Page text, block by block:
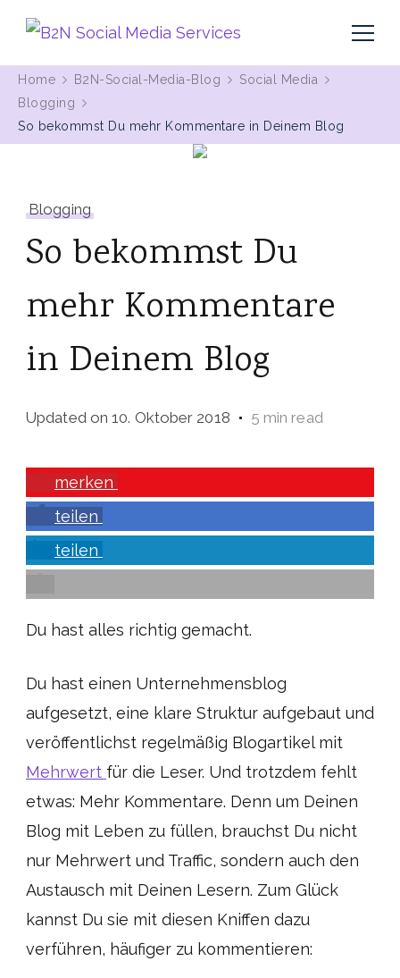
B2N Social Media Services
Home B2N-Social-Media-Blog
Social Media
Blogging
So bekommst Du mehr Kommentare in Deinem Blog
Blogging
So bekommst Du
mehr Kommentare
in Deinem Blog
Updated on10. Oktober 2018 5 min read
merken
teilen
teilen
Du hast alles richtig gemacht.
Du hast einen Unternehmensblog
aufgesetzt, eine klare Struktur aufgebaut und
veröffentlichst regelmäßig Blogartikel mit
Mehrwert für die Leser. Und trotzdem fehlt
etwas: Mehr Kommentare. Denn um Deinen
Blog mit Leben zu füllen, brauchst Du nicht
nur Mehrwert und Traffic, sondern auch den
Austausch mit Deinen Lesern. Zum Glück
kannst Du sie mit diesen Kniffen dazu
verführen, häufiger zu kommentieren: